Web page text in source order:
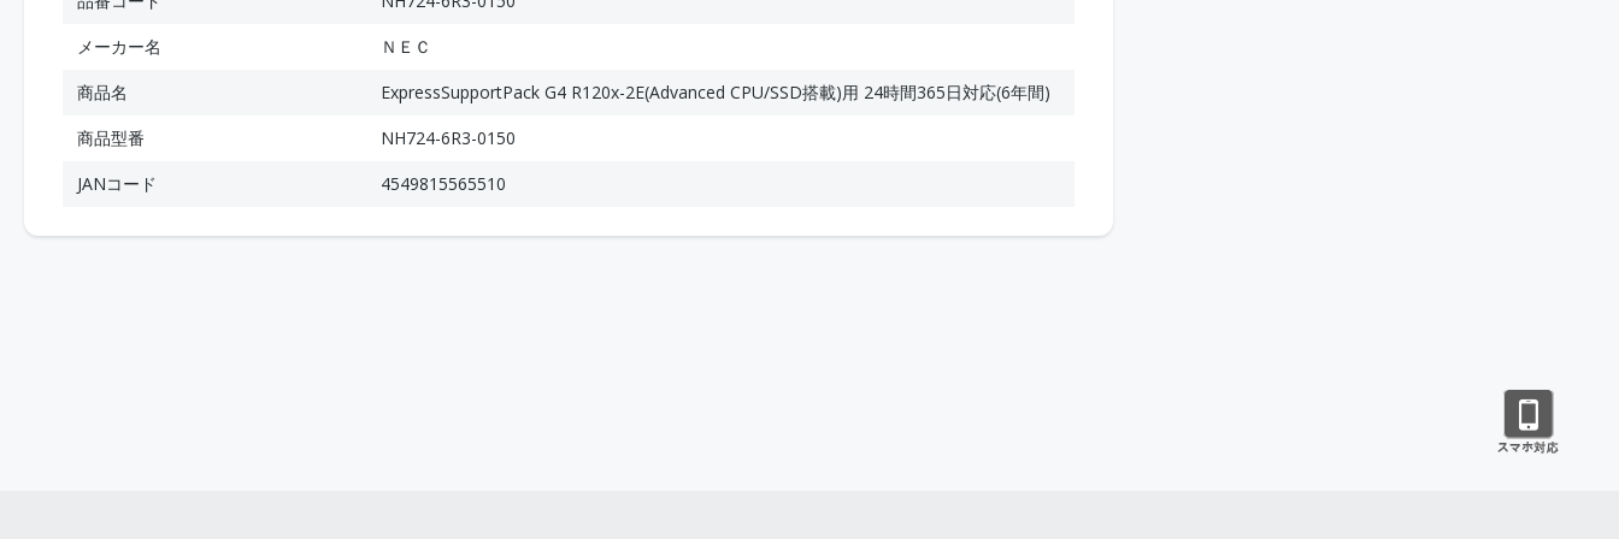
メーカー名
ＮＥＣ
商品名
ExpressSupportPack G4 R120x-2E(Advanced CPU/SSD搭載)用 24時間365日対応(6年間)
商品型番
NH724-6R3-0150
JANコード
4549815565510